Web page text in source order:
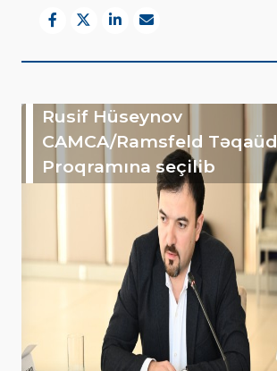
Rusif Hüseynov
CAMCA/Ramsfeld Təqaüd
Proqramına seçilib